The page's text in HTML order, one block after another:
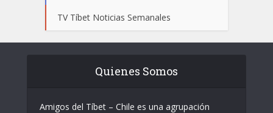
TV Tíbet Noticias Semanales
Quienes Somos
Amigos del Tíbet – Chile es una agrupación